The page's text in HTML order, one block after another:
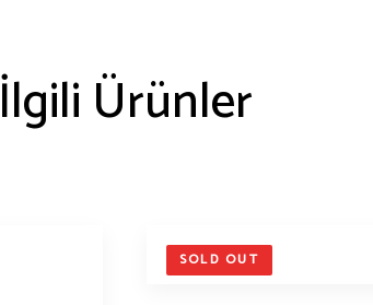
İlgili Ürünler
SOLD OUT